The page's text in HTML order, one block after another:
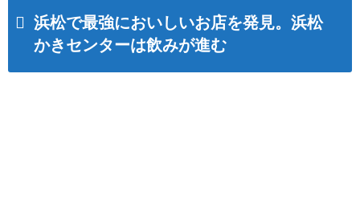
浜松で最強においしいお店を発見。浜松
かきセンターは飲みが進む